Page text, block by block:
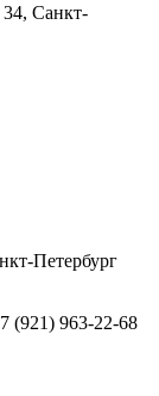
34, Санкт-
Петербург
(921) 963-22-68